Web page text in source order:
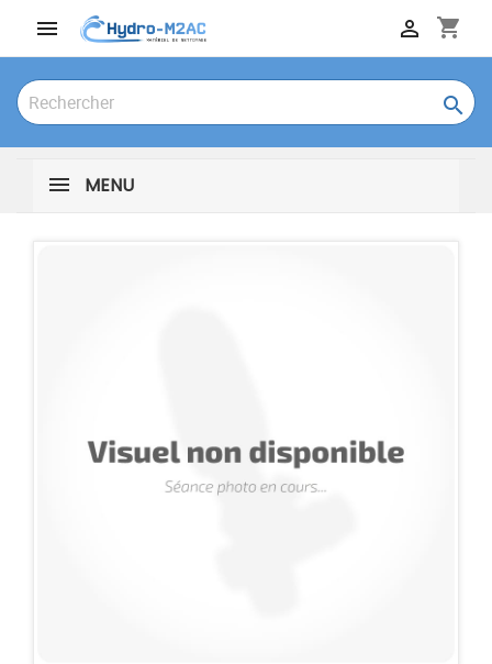
 shopping_cart


MENU